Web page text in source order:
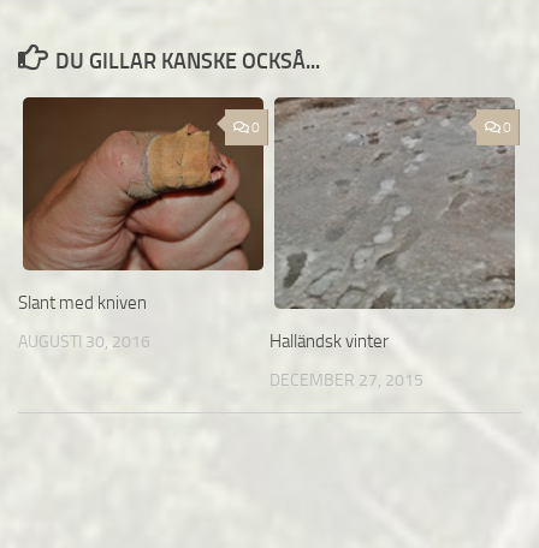
DU GILLAR KANSKE OCKSÅ...
0
Slant med kniven
AUGUSTI 30, 2016
0
Halländsk vinter
DECEMBER 27, 2015